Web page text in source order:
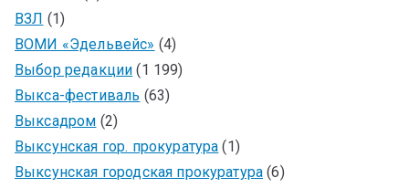
ВЗЛ (1)
ВОМИ «Эдельвейс» (4)
Выбор редакции (1 199)
Выкса-фестиваль (63)
Выксадром (2)
Выксунская гор. прокуратура (1)
Выксунская городская прокуратура (6)